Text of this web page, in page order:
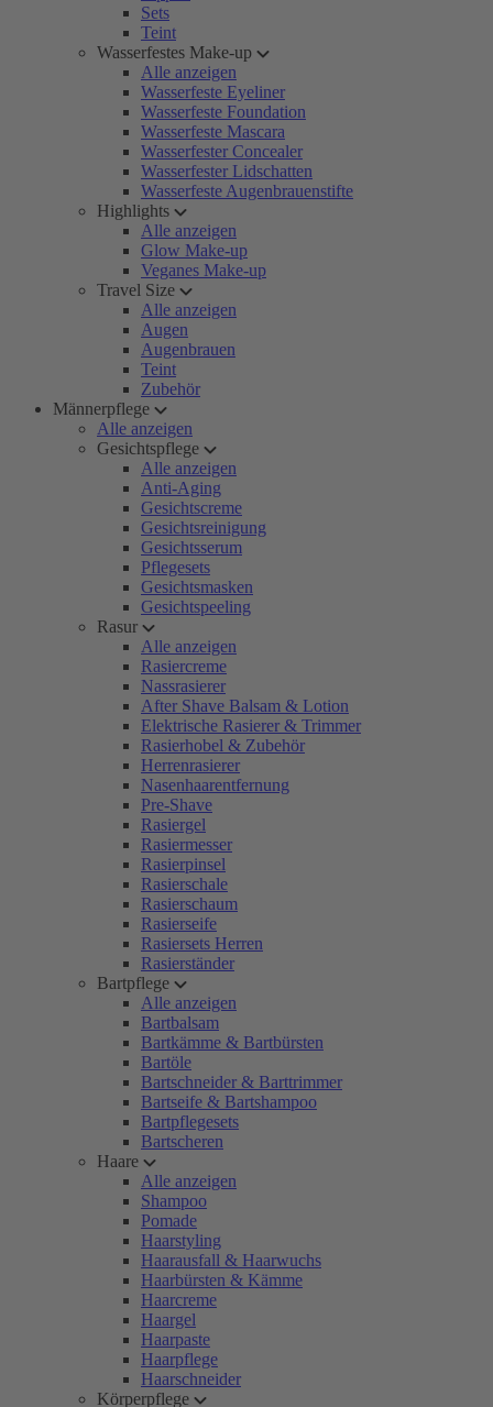
Sets
Teint
Wasserfestes Make-up
Alle anzeigen
Wasserfeste Eyeliner
Wasserfeste Foundation
Wasserfeste Mascara
Wasserfester Concealer
Wasserfester Lidschatten
Wasserfeste Augenbrauenstifte
Highlights
Alle anzeigen
Glow Make-up
Veganes Make-up
Travel Size
Alle anzeigen
Augen
Augenbrauen
Teint
Zubehör
Männerpflege
Alle anzeigen
Gesichtspflege
Alle anzeigen
Anti-Aging
Gesichtscreme
Gesichtsreinigung
Gesichtsserum
Pflegesets
Gesichtsmasken
Gesichtspeeling
Rasur
Alle anzeigen
Rasiercreme
Nassrasierer
After Shave Balsam & Lotion
Elektrische Rasierer & Trimmer
Rasierhobel & Zubehör
Herrenrasierer
Nasenhaarentfernung
Pre-Shave
Rasiergel
Rasiermesser
Rasierpinsel
Rasierschale
Rasierschaum
Rasierseife
Rasiersets Herren
Rasierständer
Bartpflege
Alle anzeigen
Bartbalsam
Bartkämme & Bartbürsten
Bartöle
Bartschneider & Barttrimmer
Bartseife & Bartshampoo
Bartpflegesets
Bartscheren
Haare
Alle anzeigen
Shampoo
Pomade
Haarstyling
Haarausfall & Haarwuchs
Haarbürsten & Kämme
Haarcreme
Haargel
Haarpaste
Haarpflege
Haarschneider
Körperpflege